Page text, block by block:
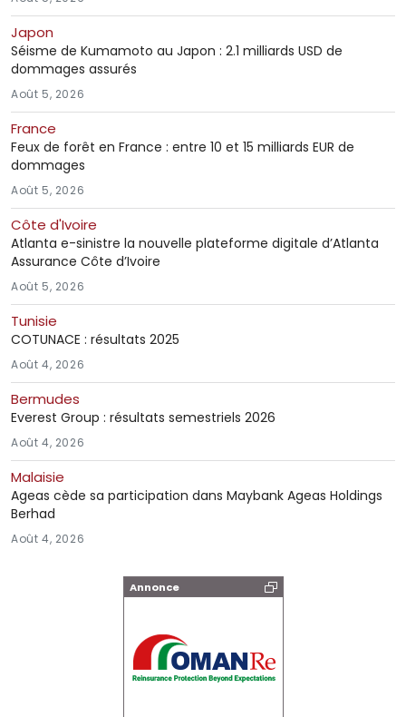
Annonce
Japon
Séisme de Kumamoto au Japon : 2.1 milliards USD de
dommages assurés
Août 5, 2026
France
Feux de forêt en France : entre 10 et 15 milliards EUR de
dommages
Août 5, 2026
Côte d'Ivoire
Atlanta e-sinistre la nouvelle plateforme digitale d’Atlanta
Assurance Côte d’Ivoire
Août 5, 2026
Tunisie
COTUNACE : résultats 2025
Août 4, 2026
Bermudes
Everest Group : résultats semestriels 2026
Août 4, 2026
Malaisie
Ageas cède sa participation dans Maybank Ageas Holdings
Berhad
Août 4, 2026